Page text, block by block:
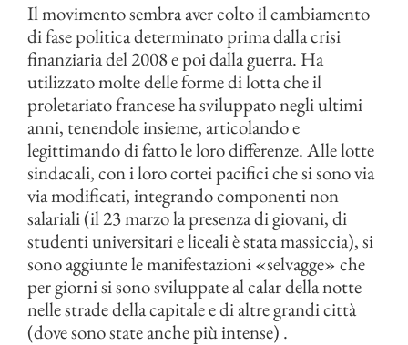
Il movimento sembra aver colto il cambiamento
di fase politica determinato prima dalla crisi
finanziaria del 2008 e poi dalla guerra. Ha
utilizzato molte delle forme di lotta che il
proletariato francese ha sviluppato negli ultimi
anni, tenendole insieme, articolando e
legittimando di fatto le loro differenze. Alle lotte
sindacali, con i loro cortei pacifici che si sono via
via modificati, integrando componenti non
salariali (il 23 marzo la presenza di giovani, di
studenti universitari e liceali è stata massiccia), si
sono aggiunte le manifestazioni «selvagge» che
per giorni si sono sviluppate al calar della notte
nelle strade della capitale e di altre grandi città
(dove sono state anche più intense) .